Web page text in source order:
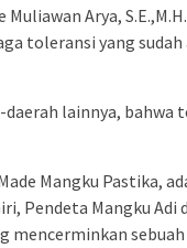
Arya,
toleransi yang sudah
lainnya, bahwa
Mangku Pastika,
Pendeta Mangku Adi
mencerminkan